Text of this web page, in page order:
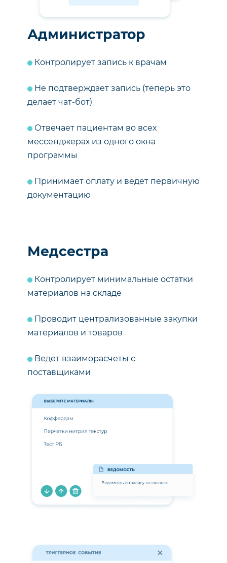
Администратор
Контролирует запись к врачам
Не подтверждает запись (теперь это
делает чат-бот)
Отвечает пациентам во всех
мессенджерах из одного окна
программы
Принимает оплату и ведет первичную
документацию
Медсестра
Контролирует минимальные остатки
материалов на складе
Проводит централизованные закупки
материалов и товаров
Ведет взаиморасчеты с
поставщиками